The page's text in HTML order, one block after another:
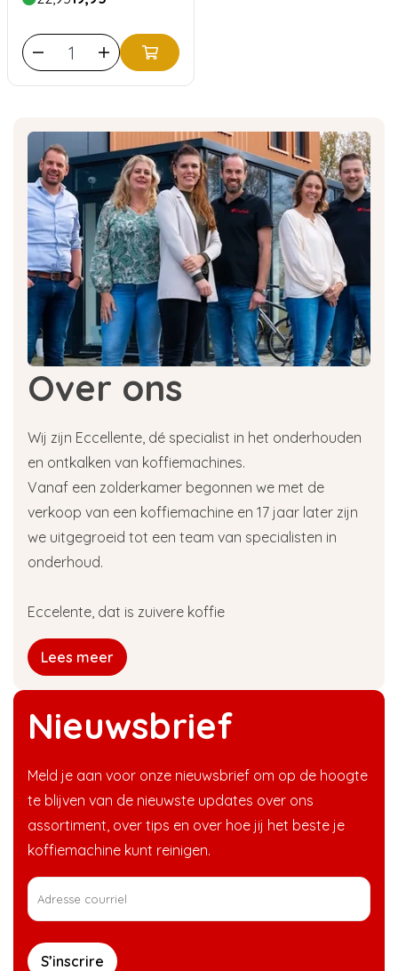
Nieuwsbrief
Meld je aan voor onze nieuwsbrief om op de hoogte
te blijven van de nieuwste updates over ons
assortiment, over tips en over hoe jij het beste je
koffiemachine kunt reinigen.
S’inscrire
Over ons
Wij zijn Eccellente, dé specialist in het onderhouden
en ontkalken van koffiemachines.
Vanaf een zolderkamer begonnen we met de
verkoop van een koffiemachine en 17 jaar later zijn
we uitgegroeid tot een team van specialisten in
onderhoud.
Eccelente, dat is zuivere koffie
Lees meer